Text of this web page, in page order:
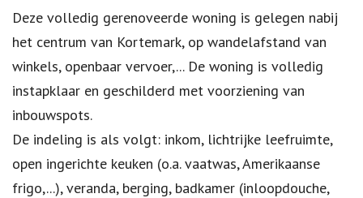
Deze volledig gerenoveerde woning is gelegen nabij
het centrum van Kortemark, op wandelafstand van
winkels, openbaar vervoer,... De woning is volledig
instapklaar en geschilderd met voorziening van
inbouwspots.
De indeling is als volgt: inkom, lichtrijke leefruimte,
open ingerichte keuken (o.a. vaatwas, Amerikaanse
frigo,...), veranda, berging, badkamer (inloopdouche,